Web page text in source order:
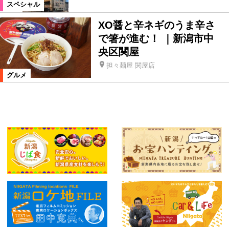
スペシャル
グルメ
XO醤と辛ネギのうま辛さ
で箸が進む！ ｜新潟市中
央区関屋
担々麺屋 関屋店